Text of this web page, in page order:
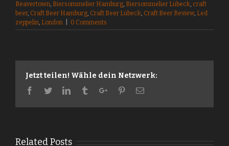
Beavertown, Biersommelier Hamburg, Biersommelier Lübeck, craft
beer, Craft Beer Hamburg, Craft Beer Lübeck, Craft Beer Review, Led
zeppelin, London 0 Comments
Jetzt teilen! Wähle dein Netzwerk:
Facebook
TwitterLinkedinTumblrGoogle+PinterestEmail
Related Posts